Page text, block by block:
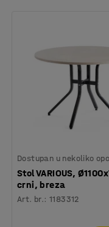
Dostupan u nekoliko
Stol VARIOUS,
crni, breza
Art. br.:1183312